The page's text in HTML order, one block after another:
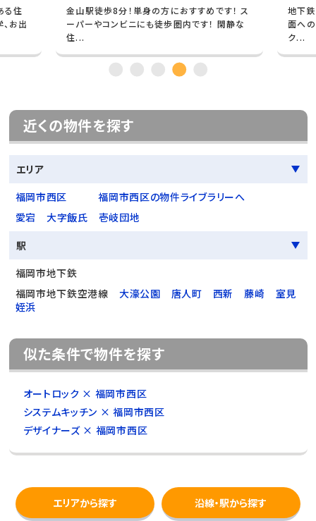
る住
お出
金山駅徒歩8分！単身の方におすすめです！ ス
ーパーやコンビニにも徒歩圏内です！ 閑静な
住...
地下
面へ
ク...
近くの物件を探す
エリア
福岡市西区
福岡市西区の物件ライブラリーへ
愛宕
大字飯氏
壱岐団地
駅
福岡市地下鉄
福岡市地下鉄空港線
大濠公園 唐人町 西新 藤崎
室見
姪浜
似た条件で物件を探す
オートロック × 福岡市西区
システムキッチン × 福岡市西区
デザイナーズ × 福岡市西区
エリアから探す 沿線・駅から探す